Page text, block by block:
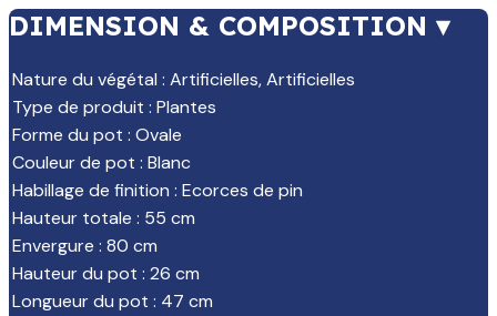
DIMENSION & COMPOSITION ▾
Nature du végétal : Artificielles,Artificielles
Type de produit : Plantes
Forme du pot : Ovale
Couleur de pot : Blanc
Habillage de finition : Ecorces de pin
Hauteur totale : 55 cm
Envergure : 80 cm
Hauteur du pot : 26 cm
Longueur du pot : 47 cm